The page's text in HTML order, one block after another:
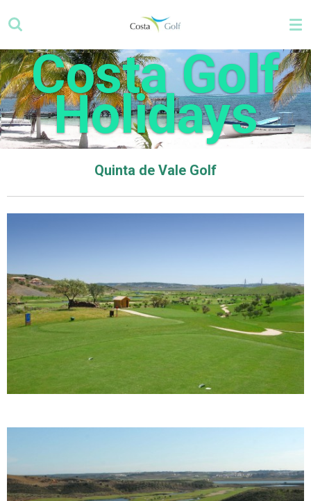
direct
naar
de
hoofdinhoud
Costa Golf
Holidays
Quinta de Vale Golf